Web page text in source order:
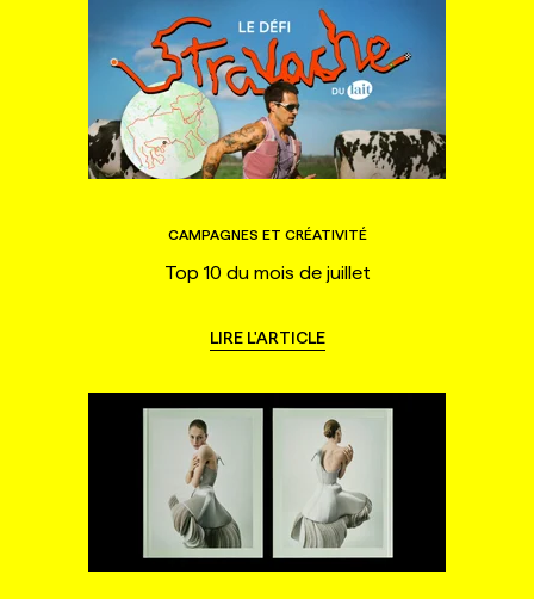
CAMPAGNES ET CRÉATIVITÉ
Top 10 du mois de juillet
LIRE L'ARTICLE